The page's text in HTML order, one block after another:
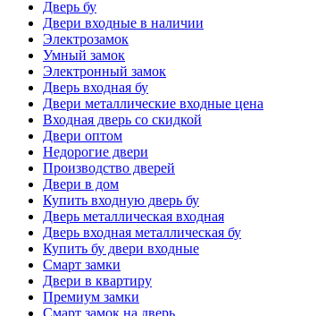
Дверь бу
Двери входные в наличии
Электрозамок
Умный замок
Электронный замок
Дверь входная бу
Двери металлические входные цена
Входная дверь со скидкой
Двери оптом
Недорогие двери
Производство дверей
Двери в дом
Купить входную дверь бу
Дверь металлическая входная
Дверь входная металлическая бу
Купить бу двери входные
Смарт замки
Двери в квартиру
Премиум замки